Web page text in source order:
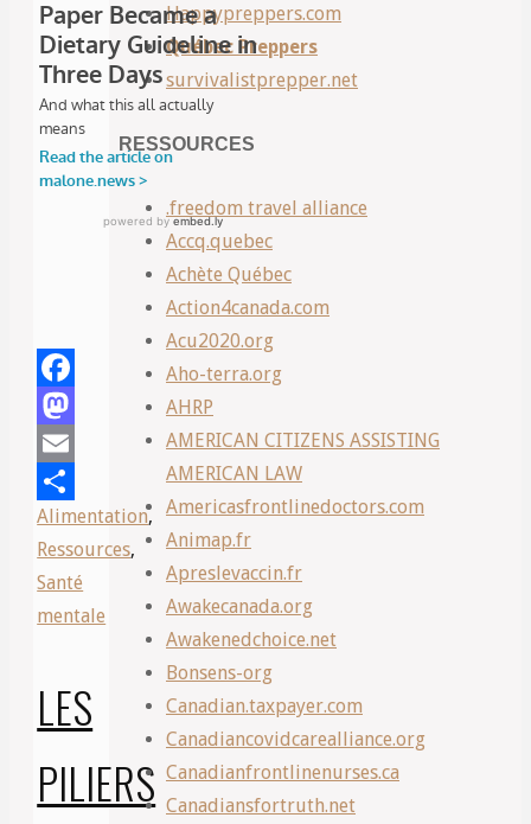
Facebook
Mastodon
Email
Share
Alimentation,
Ressources,
Santé
mentale
LES
PILIERS
Happypreppers.com
Québec Preppers
survivalistprepper.net
RESSOURCES
.freedom travel alliance
Accq.quebec
Achète Québec
Action4canada.com
Acu2020.org
Aho-terra.org
AHRP
AMERICAN CITIZENS ASSISTING
AMERICAN LAW
Americasfrontlinedoctors.com
Animap.fr
Apreslevaccin.fr
Awakecanada.org
Awakenedchoice.net
Bonsens-org
Canadian.taxpayer.com
Canadiancovidcarealliance.org
Canadianfrontlinenurses.ca
Canadiansfortruth.net